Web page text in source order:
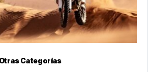
Otras Categorías